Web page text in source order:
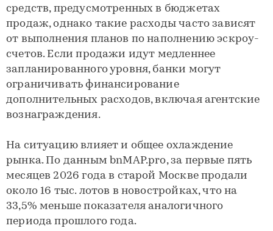
средств, предусмотренных в бюджетах
продаж, однако такие расходы часто зависят
от выполнения планов по наполнению эскроу-
счетов. Если продажи идут медленнее
запланированного уровня, банки могут
ограничивать финансирование
дополнительных расходов, включая агентские
вознаграждения.
На ситуацию влияет и общее охлаждение
рынка. По данным bnMAP.pro, за первые пять
месяцев 2026 года в старой Москве продали
около 16 тыс. лотов в новостройках, что на
33,5% меньше показателя аналогичного
периода прошлого года.